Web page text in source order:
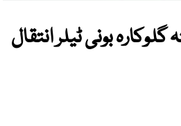
بونی ٹیلر انتقال